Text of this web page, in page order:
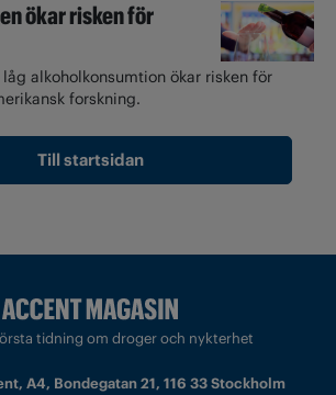
ökar risken för
låg alkoholkonsumtion ökar risken för
forskning.
Till startsidan
tidning om droger och nykterhet
A4, Bondegatan 21, 116 33 Stockholm